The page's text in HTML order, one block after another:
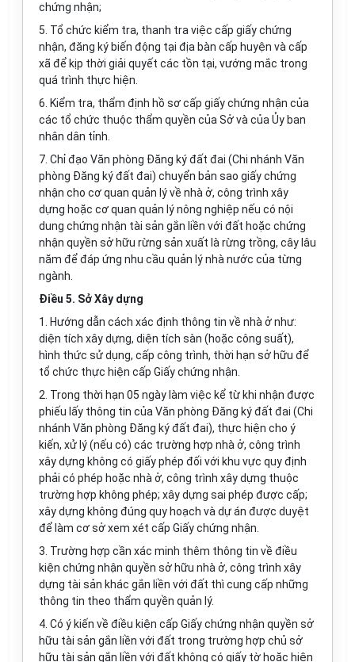
chứng nhận;
5. Tổ chức kiểm tra, thanh tra việc cấp giấy chứng
nhận, đăng ký biến động tại địa bàn cấp huyện và cấp
xã để kịp thời giải quyết các tồn tại, vướng mắc trong
quá trình thực hiện.
6. Kiểm tra, thẩm định hồ sơ cấp giấy chứng nhận của
các tổ chức thuộc thẩm quyền của Sở và của Ủy ban
nhân dân tỉnh.
7. Chỉ đạo Văn phòng Đăng ký đất đai (Chi nhánh Văn
phòng Đăng ký đất đai) chuyển bản sao giấy chứng
nhận cho cơ quan quản lý về nhà ở, công trình xây
dựng hoặc cơ quan quản lý nông nghiệp nếu có nội
dung chứng nhận tài sản gắn liền với đất hoặc chứng
nhận quyền sở hữu rừng sản xuất là rừng trồng, cây lâu
năm để đáp ứng nhu cầu quản lý nhà nước của từng
ngành.
Điều 5. Sở Xây dựng
1. Hướng dẫn cách xác định thông tin về nhà ở như:
diện tích xây dựng, diện tích sàn (hoặc công suất),
hình thức sử dụng, cấp công trình, thời hạn sở hữu để
tổ chức thực hiện cấp Giấy chứng nhận.
2. Trong thời hạn 05 ngày làm việc kể từ khi nhận được
phiếu lấy thông tin của Văn phòng Đăng ký đất đai (Chi
nhánh Văn phòng Đăng ký đất đai), thực hiện cho ý
kiến, xử lý (nếu có) các trường hợp nhà ở, công trình
xây dựng không có giấy phép đối với khu vực quy định
phải có phép hoặc nhà ở, công trình xây dựng thuộc
trường hợp không phép; xây dựng sai phép được cấp;
xây dựng không đúng quy hoạch và dự án được duyệt
để làm cơ sở xem xét cấp Giấy chứng nhận.
3. Trường hợp cần xác minh thêm thông tin về điều
kiện chứng nhận quyền sở hữu nhà ở, công trình xây
dựng tài sản khác gắn liền với đất thì cung cấp những
thông tin theo thẩm quyền quản lý.
4. Có ý kiến về điều kiện cấp Giấy chứng nhận quyền sở
hữu tài sản gắn liền với đất trong trường hợp chủ sở
hữu tài sản gắn liền với đất không có giấy tờ hoặc hiện